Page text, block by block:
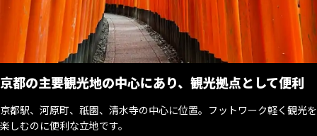
京都の主要観光地の中心にあり、観光拠点として便利
京都駅、河原町、祇園、清水寺の中心に位置。フットワーク軽く観光を
楽しむのに便利な立地です。